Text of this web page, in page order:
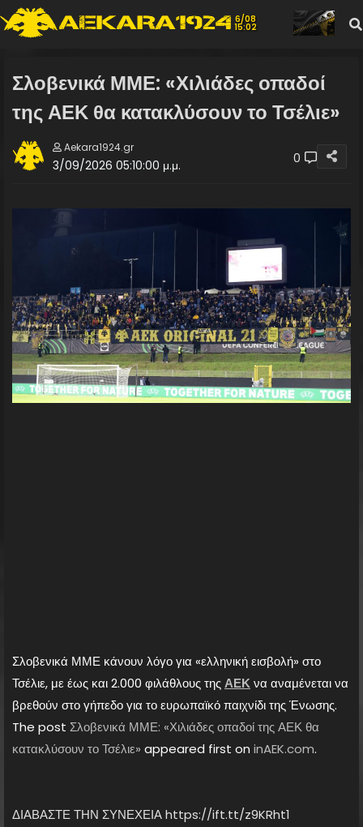
6/08
15:02
Σλοβενικά ΜΜΕ: «Χιλιάδες οπαδοί
της ΑΕΚ θα κατακλύσουν το Τσέλιε»
Aekara1924.gr
3/09/2026 05:10:00 μ.μ. 0
Σλοβενικά ΜΜΕ κάνουν λόγο για «ελληνική εισβολή» στο
Τσέλιε, με έως και 2.000 φιλάθλους τηςΑΕΚνα αναμένεται να
βρεθούν στο γήπεδο για το ευρωπαϊκό παιχνίδι της Ένωσης.
The post Σλοβενικά ΜΜΕ: «Χιλιάδες οπαδοί της ΑΕΚ θα
κατακλύσουν το Τσέλιε» appeared first on inAEK.com.
ΔΙΑΒΑΣΤΕ ΤΗΝ ΣΥΝΕΧΕΙΑ https://ift.tt/z9KRht1